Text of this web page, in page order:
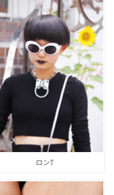
ロンT